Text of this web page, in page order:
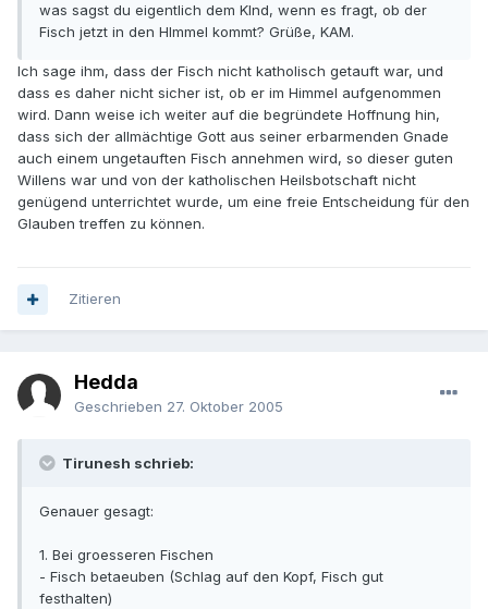
was sagst du eigentlich dem KInd, wenn es fragt, ob der
Fisch jetzt in den HImmel kommt? Grüße, KAM.
Ich sage ihm, dass der Fisch nicht katholisch getauft war, und
dass es daher nicht sicher ist, ob er im Himmel aufgenommen
wird. Dann weise ich weiter auf die begründete Hoffnung hin,
dass sich der allmächtige Gott aus seiner erbarmenden Gnade
auch einem ungetauften Fisch annehmen wird, so dieser guten
Willens war und von der katholischen Heilsbotschaft nicht
genügend unterrichtet wurde, um eine freie Entscheidung für den
Glauben treffen zu können.
Zitieren
Hedda
Geschrieben 27. Oktober 2005
Tirunesh schrieb:
Genauer gesagt:
1. Bei groesseren Fischen
- Fisch betaeuben (Schlag auf den Kopf, Fisch gut
festhalten)